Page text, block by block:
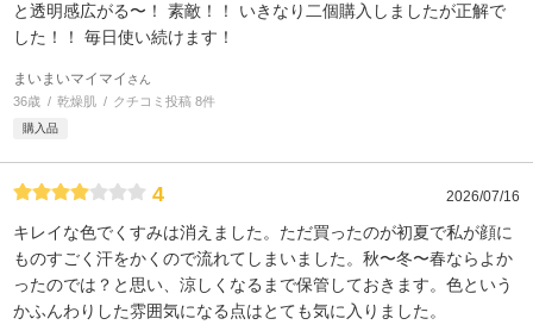
と透明感広がる〜！ 素敵！！ いきなり二個購入しましたが正解で
した！！ 毎日使い続けます！
まいまいマイマイ さん
36歳 乾燥肌 クチコミ投稿 8件
購入品
4 2026/07/16
キレイな色でくすみは消えました。ただ買ったのが初夏で私が顔に
ものすごく汗をかくので流れてしまいました。秋〜冬〜春ならよか
ったのでは？と思い、涼しくなるまで保管しておきます。色という
かふんわりした雰囲気になる点はとても気に入りました。